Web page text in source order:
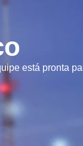
está pronta